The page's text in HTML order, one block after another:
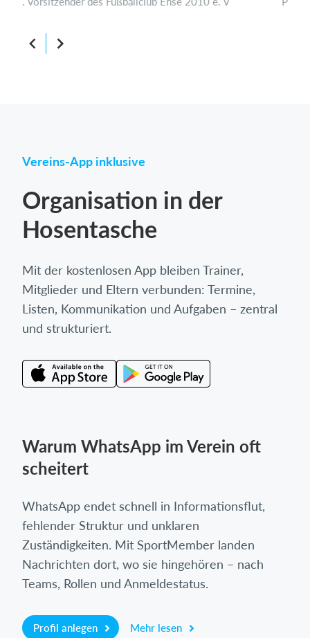
Vereins-App inklusive
Organisation in der
Hosentasche
Mit der kostenlosen App bleiben Trainer,
Mitglieder und Eltern verbunden: Termine,
Listen, Kommunikation und Aufgaben – zentral
und strukturiert.
Warum WhatsApp im Verein oft
scheitert
WhatsApp endet schnell in Informationsflut,
fehlender Struktur und unklaren
Zuständigkeiten. Mit SportMember landen
Nachrichten dort, wo sie hingehören – nach
Teams, Rollen und Anmeldestatus.
Profil anlegen Mehr lesen